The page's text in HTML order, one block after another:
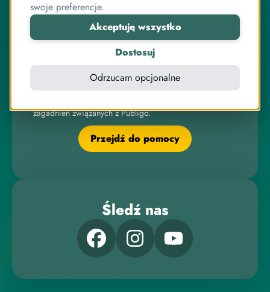
online.
Pomoc
Zachęcamy do odwiedzenia naszego Centrum Pomocy
zagadnień związanych z Publigo.
Przejdź do pomocy
Śledź nas
swoje preferencje.
Akceptuję wszystko
Dostosuj
Odrzucam opcjonalne